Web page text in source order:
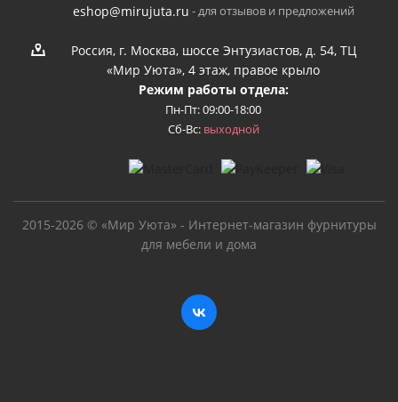
eshop@mirujuta.ru - для отзывов и предложений
Россия, г. Москва, шоссе Энтузиастов, д. 54, ТЦ
«Мир Уюта», 4 этаж, правое крыло
Режим работы отдела:
Пн-Пт: 09:00-18:00
Сб-Вс: выходной
2015-2026 © «Мир Уюта» - Интернет-магазин фурнитуры
для мебели и дома